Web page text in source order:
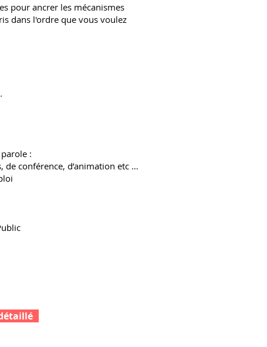
pour ancrer les mécanismes
dans l'ordre que vous voulez
:
conférence, d’animation etc …